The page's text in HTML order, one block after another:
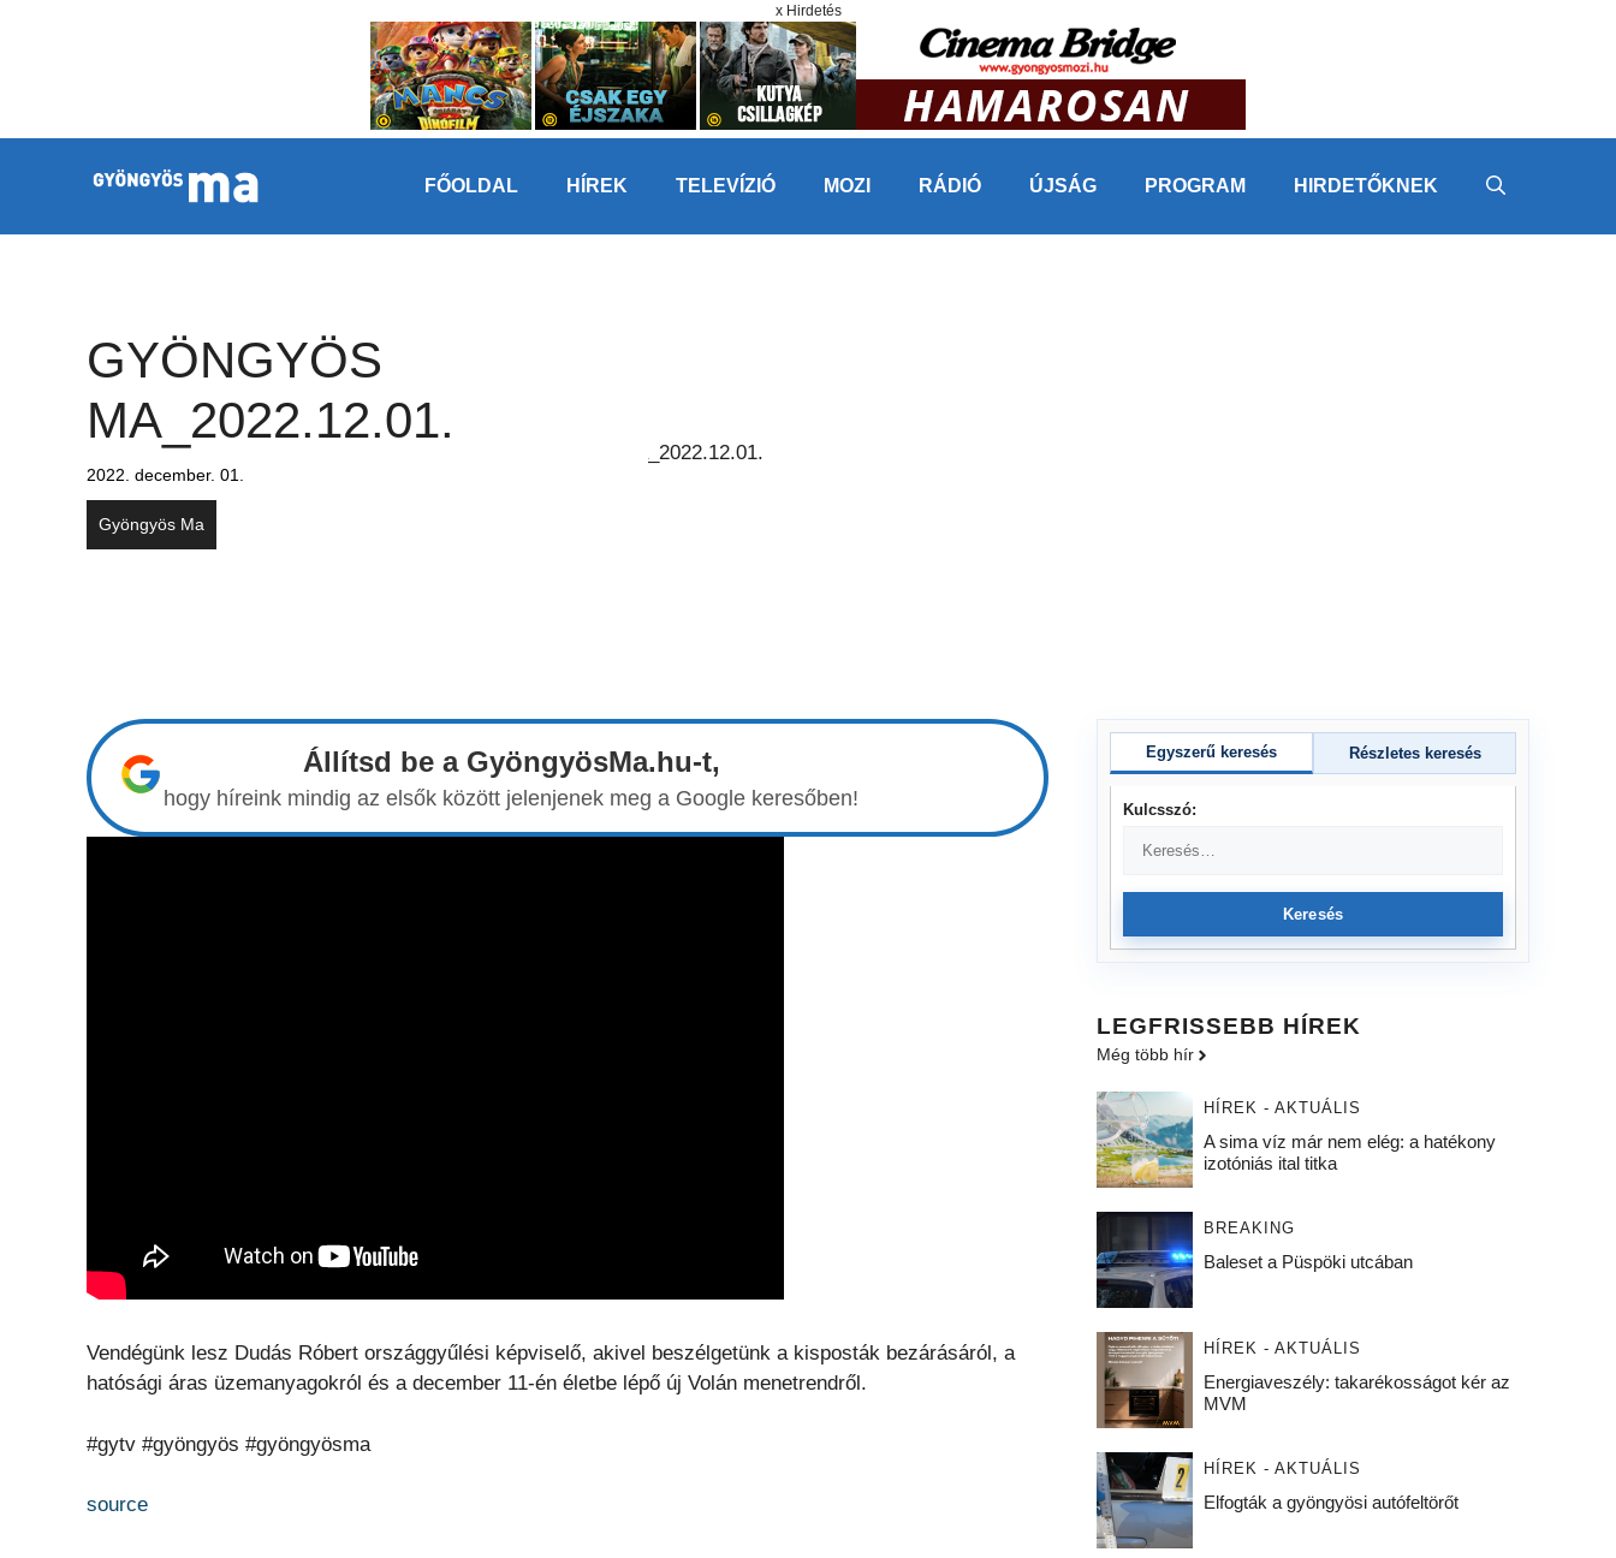
x Hirdetés
FŐOLDAL HÍREK TELEVÍZIÓ MOZI RÁDIÓ ÚJSÁG PROGRAM HIRDETŐKNEK
GYÖNGYÖS
MA_2022.12.01.
2022. december. 01.
Gyöngyös Ma
Állítsd be a GyöngyösMa.hu-t,
hogy híreink mindig az elsők között jelenjenek meg a Google keresőben!
Vendégünk lesz Dudás Róbert országgyűlési képviselő, akivel beszélgetünk a kisposták bezárásáról, a
hatósági áras üzemanyagokról és a december 11-én életbe lépő új Volán menetrendről.
#gytv #gyöngyös #gyöngyösma
source
Egyszerű keresés Részletes keresés
Kulcsszó:
Keresés
LEGFRISSEBB HÍREK
Még több hír
HÍREK - AKTUÁLIS
A sima víz már nem elég: a hatékony
izotóniás ital titka
BREAKING
Baleset a Püspöki utcában
HÍREK - AKTUÁLIS
Energiaveszély: takarékosságot kér az
MVM
HÍREK - AKTUÁLIS
Elfogták a gyöngyösi autófeltörőt